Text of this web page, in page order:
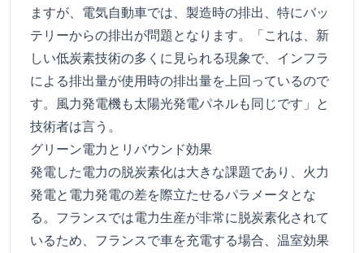
ますが、電気自動車では、製造時の排出、特にバッ
テリーからの排出が問題となります。「これは、新
しい低炭素技術の多くに見られる現象で、インフラ
による排出量が使用時の排出量を上回っているので
す。風力発電機も太陽光発電パネルも同じです」と
技術者は言う。
グリーン電力とリバウンド効果
発電した電力の脱炭素化は大きな課題であり、火力
発電と電力発電の差を際立たせるパラメータとな
る。フランスでは電力生産が非常に脱炭素化されて
いるため、フランスで車を充電する場合、温室効果